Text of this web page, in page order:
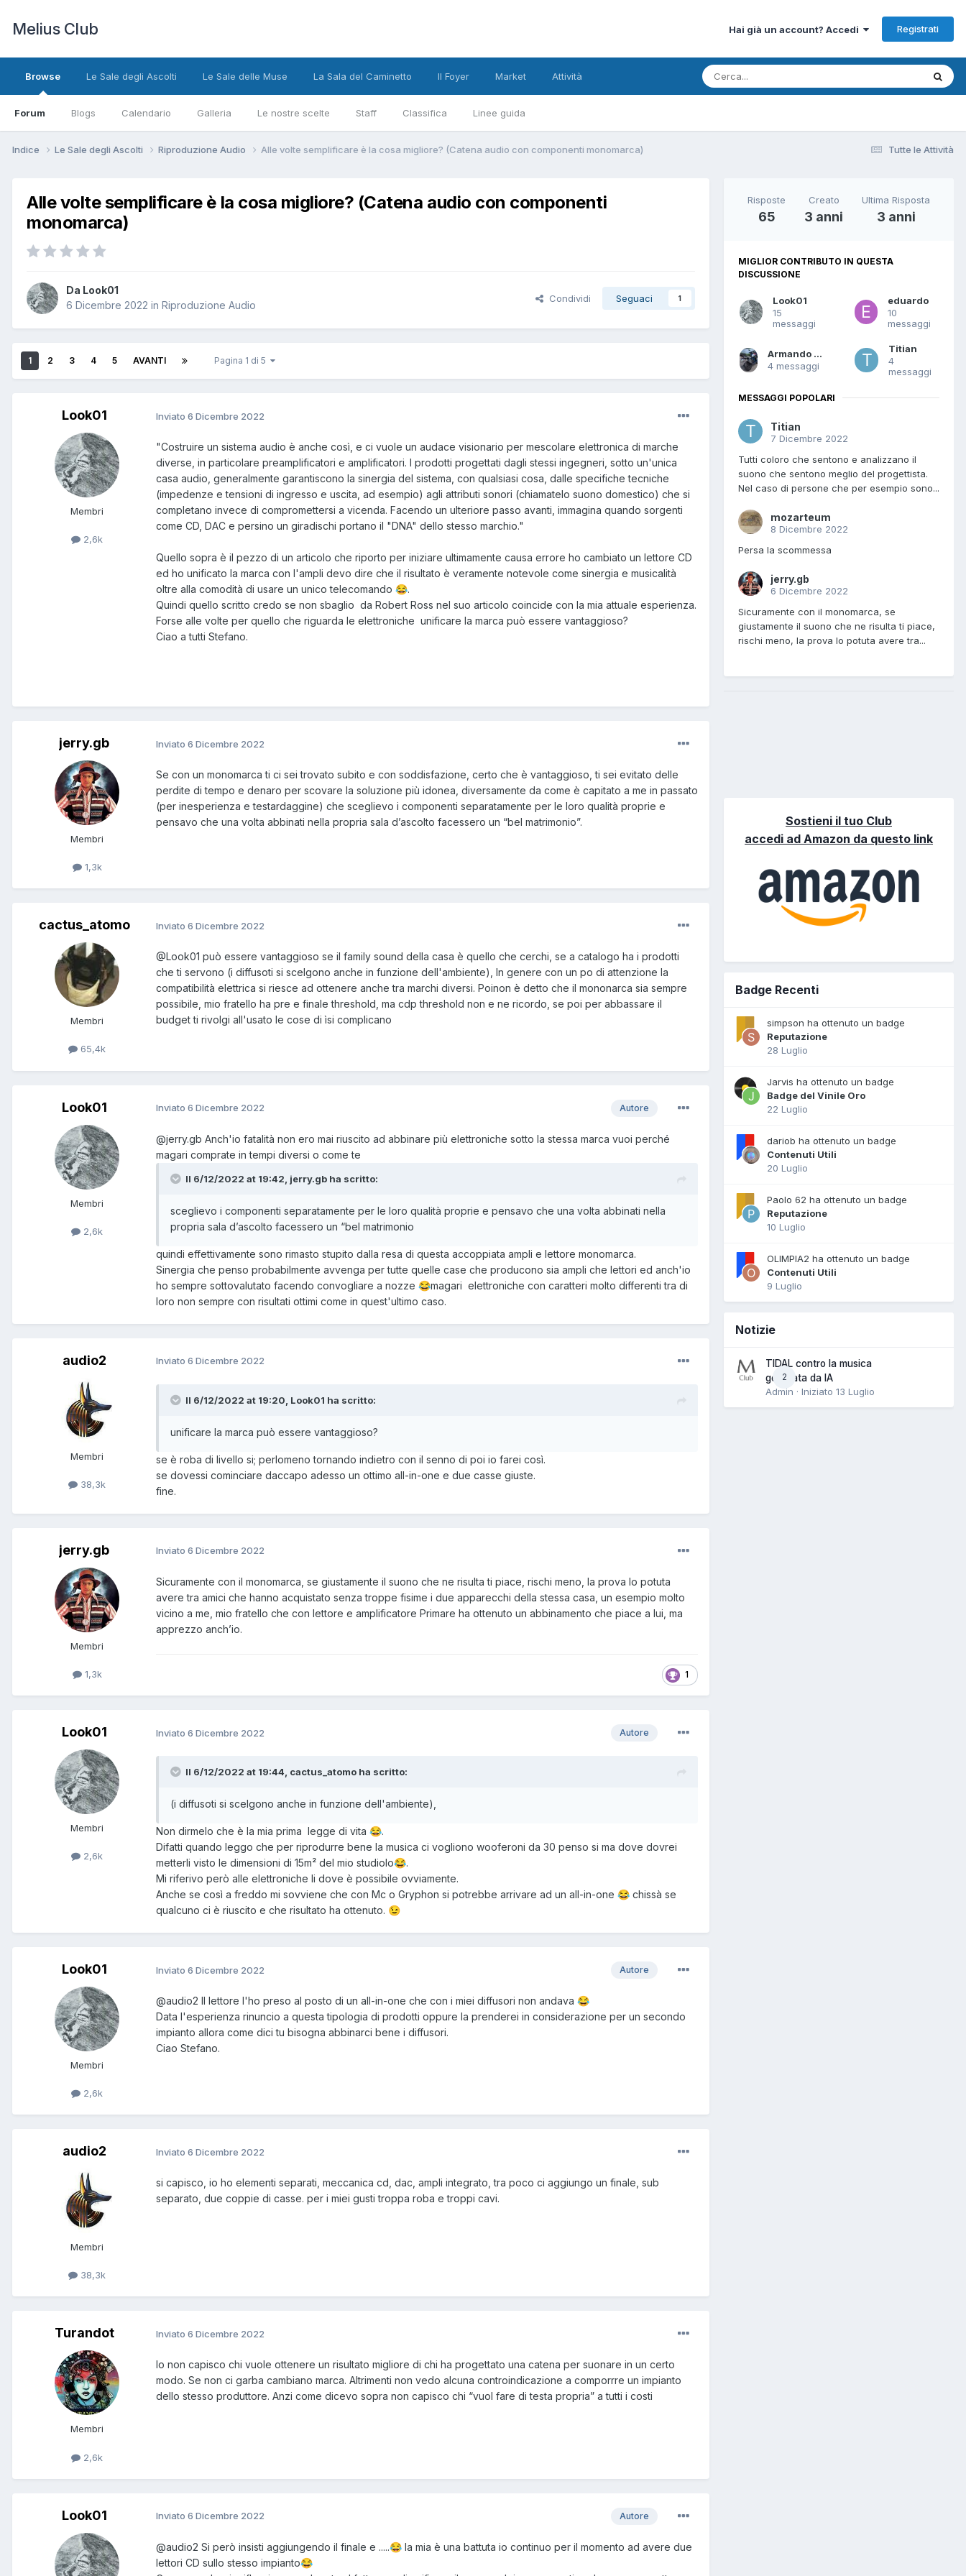
Melius Club Hai già un account? Accedi Registrati
Browse
Forum Blogs Calendario Galleria Le nostre scelte Staff Classifica Linee guida
Le Sale degli Ascolti Le Sale delle Muse La Sala del Caminetto Il Foyer Market Attività
Tutte le Attività
Indice Le Sale degli Ascolti Riproduzione Audio Alle volte semplificare è la cosa migliore? (Catena audio con componenti monomarca)
Alle volte semplificare è la cosa migliore? (Catena audio con componenti
monomarca)
Da Look01
6 Dicembre 2022 in Riproduzione Audio
Condividi Seguaci 1
1 2 3 4 5 AVANTI Pagina 1 di 5
Look01
Membri
2,6k
Inviato 6 Dicembre 2022
"Costruire un sistema audio è anche così, e ci vuole un audace visionario per mescolare elettronica di marche
diverse, in particolare preamplificatori e amplificatori. I prodotti progettati dagli stessi ingegneri, sotto un'unica
casa audio, generalmente garantiscono la sinergia del sistema, con qualsiasi cosa, dalle specifiche tecniche
(impedenze e tensioni di ingresso e uscita, ad esempio) agli attributi sonori (chiamatelo suono domestico) che si
completano invece di compromettersi a vicenda. Facendo un ulteriore passo avanti, immagina quando sorgenti
come CD, DAC e persino un giradischi portano il "DNA" dello stesso marchio."
Quello sopra è il pezzo di un articolo che riporto per iniziare ultimamente causa errore ho cambiato un lettore CD
ed ho unificato la marca con l'ampli devo dire che il risultato è veramente notevole come sinergia e musicalità
oltre alla comodità di usare un unico telecomando 😂.
Quindi quello scritto credo se non sbaglio da Robert Ross nel suo articolo coincide con la mia attuale esperienza.
Forse alle volte per quello che riguarda le elettroniche unificare la marca può essere vantaggioso?
Ciao a tutti Stefano.
jerry.gb
Membri
1,3k
Inviato 6 Dicembre 2022
Se con un monomarca ti ci sei trovato subito e con soddisfazione, certo che è vantaggioso, ti sei evitato delle
perdite di tempo e denaro per scovare la soluzione più idonea, diversamente da come è capitato a me in passato
(per inesperienza e testardaggine) che sceglievo i componenti separatamente per le loro qualità proprie e
pensavo che una volta abbinati nella propria sala d’ascolto facessero un “bel matrimonio”.
cactus_atomo
Membri
65,4k
Inviato 6 Dicembre 2022
@Look01 può essere vantaggioso se il family sound della casa è quello che cerchi, se a catalogo ha i prodotti
che ti servono (i diffusoti si scelgono anche in funzione dell'ambiente), In genere con un po di attenzione la
compatibilità elettrica si riesce ad ottenere anche tra marchi diversi. Poinon è detto che il mononarca sia sempre
possibile, mio fratello ha pre e finale threshold, ma cdp threshold non e ne ricordo, se poi per abbassare il
budget ti rivolgi all'usato le cose di ìsi complicano
Look01
Membri
2,6k
Autore
Inviato 6 Dicembre 2022
@jerry.gb Anch'io fatalità non ero mai riuscito ad abbinare più elettroniche sotto la stessa marca vuoi perché
magari comprate in tempi diversi o come te
Il 6/12/2022 at 19:42, jerry.gb ha scritto:
sceglievo i componenti separatamente per le loro qualità proprie e pensavo che una volta abbinati nella
propria sala d’ascolto facessero un “bel matrimonio
quindi effettivamente sono rimasto stupito dalla resa di questa accoppiata ampli e lettore monomarca.
Sinergia che penso probabilmente avvenga per tutte quelle case che producono sia ampli che lettori ed anch'io
ho sempre sottovalutato facendo convogliare a nozze 😂magari elettroniche con caratteri molto differenti tra di
loro non sempre con risultati ottimi come in quest'ultimo caso.
audio2
Membri
38,3k
Inviato 6 Dicembre 2022
Il 6/12/2022 at 19:20, Look01 ha scritto:
unificare la marca può essere vantaggioso?
se è roba di livello si; perlomeno tornando indietro con il senno di poi io farei così.
se dovessi cominciare daccapo adesso un ottimo all-in-one e due casse giuste.
fine.
jerry.gb
Membri
1,3k
Inviato 6 Dicembre 2022
Sicuramente con il monomarca, se giustamente il suono che ne risulta ti piace, rischi meno, la prova lo potuta
avere tra amici che hanno acquistato senza troppe fisime i due apparecchi della stessa casa, un esempio molto
vicino a me, mio fratello che con lettore e amplificatore Primare ha ottenuto un abbinamento che piace a lui, ma
apprezzo anch’io.
1
Look01
Membri
2,6k
Autore
Inviato 6 Dicembre 2022
Il 6/12/2022 at 19:44, cactus_atomo ha scritto:
(i diffusoti si scelgono anche in funzione dell'ambiente),
Non dirmelo che è la mia prima legge di vita 😂.
Difatti quando leggo che per riprodurre bene la musica ci vogliono wooferoni da 30 penso si ma dove dovrei
metterli visto le dimensioni di 15m² del mio studiolo😂.
Mi riferivo però alle elettroniche li dove è possibile ovviamente.
Anche se così a freddo mi sovviene che con Mc o Gryphon si potrebbe arrivare ad un all-in-one 😂 chissà se
qualcuno ci è riuscito e che risultato ha ottenuto. 😉
Look01
Membri
2,6k
Autore
Inviato 6 Dicembre 2022
@audio2 Il lettore l'ho preso al posto di un all-in-one che con i miei diffusori non andava 😂
Data l'esperienza rinuncio a questa tipologia di prodotti oppure la prenderei in considerazione per un secondo
impianto allora come dici tu bisogna abbinarci bene i diffusori.
Ciao Stefano.
audio2
Membri
38,3k
Inviato 6 Dicembre 2022
si capisco, io ho elementi separati, meccanica cd, dac, ampli integrato, tra poco ci aggiungo un finale, sub
separato, due coppie di casse. per i miei gusti troppa roba e troppi cavi.
Turandot
Membri
2,6k
Inviato 6 Dicembre 2022
Io non capisco chi vuole ottenere un risultato migliore di chi ha progettato una catena per suonare in un certo
modo. Se non ci garba cambiano marca. Altrimenti non vedo alcuna controindicazione a comporrre un impianto
dello stesso produttore. Anzi come dicevo sopra non capisco chi “vuol fare di testa propria” a tutti i costi
Look01 Autore
Inviato 6 Dicembre 2022
@audio2 Si però insisti aggiungendo il finale e .....😂 la mia è una battuta io continuo per il momento ad avere due
lettori CD sullo stesso impianto😂
Risposte
65
Creato
3 anni
Ultima Risposta
3 anni
MIGLIOR CONTRIBUTO IN QUESTA
DISCUSSIONE
Look01
15
messaggi
eduardo
10
messaggi
Armando Sanna
4 messaggi
Titian
4
messaggi
MESSAGGI POPOLARI
Titian
7 Dicembre 2022
Tutti coloro che sentono e analizzano il
suono che sentono meglio del progettista.
Nel caso di persone che per esempio sono...
mozarteum
8 Dicembre 2022
Persa la scommessa
jerry.gb
6 Dicembre 2022
Sicuramente con il monomarca, se
giustamente il suono che ne risulta ti piace,
rischi meno, la prova lo potuta avere tra...
Sostieni il tuo Club
accedi ad Amazon da questo link
Badge Recenti
simpson ha ottenuto un badge
Reputazione
28 Luglio
Jarvis ha ottenuto un badge
Badge del Vinile Oro
22 Luglio
dariob ha ottenuto un badge
Contenuti Utili
20 Luglio
Paolo 62 ha ottenuto un badge
Reputazione
10 Luglio
OLIMPIA2 ha ottenuto un badge
Contenuti Utili
9 Luglio
Notizie
2
TIDAL contro la musica
generata da IA
Admin · Iniziato 13 Luglio